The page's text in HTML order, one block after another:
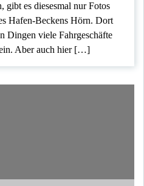
gibt es diesesmal nur Fotos
Hafen-Beckens Hörn. Dort
Dingen viele Fahrgeschäfte
Aber auch hier […]